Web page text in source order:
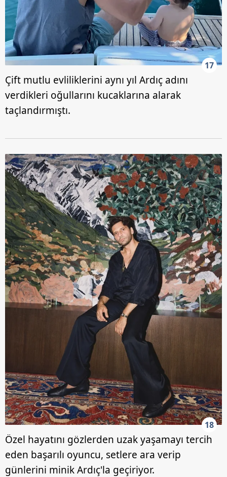
17
Çift mutlu evliliklerini aynı yıl Ardıç adını
verdikleri oğullarını kucaklarına alarak
taçlandırmıştı.
18
Özel hayatını gözlerden uzak yaşamayı tercih
eden başarılı oyuncu, setlere ara verip
günlerini minik Ardıç'la geçiriyor.